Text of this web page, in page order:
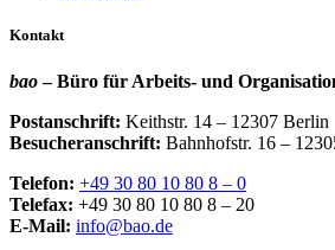
Kontakt
bao– Büro für Arbeits- und
Postanschrift: Keithstr. 14 – 12307 Berlin
Besucheranschrift: Bahnhofstr. 16 –
Telefon: +49 30 80 10 80 8 – 0
Telefax: +49 30 80 10 80 8 – 20
E-Mail: info@bao.de